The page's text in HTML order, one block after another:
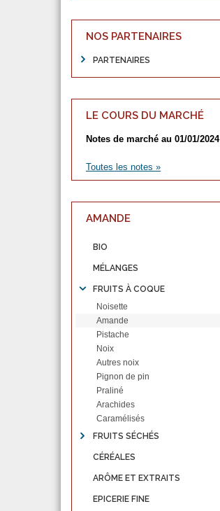
NOS PARTENAIRES
PARTENAIRES
LE COURS DU MARCHÉ
Notes de marché au 01/01/2024
Toutes les notes »
AMANDE
BIO
MÉLANGES
FRUITS À COQUE
Noisette
Amande
Pistache
Noix
Autres noix
Pignon de pin
Praliné
Arachides
Caramélisés
FRUITS SÉCHÉS
CÉRÉALES
ARÔME ET EXTRAITS
EPICERIE FINE